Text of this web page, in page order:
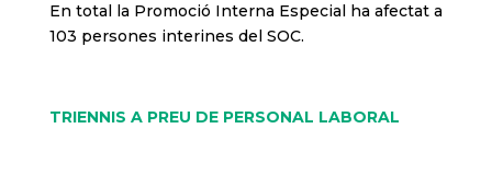
En total la Promoció Interna Especial ha afectat a
103 persones interines del SOC.
TRIENNIS A PREU DE PERSONAL LABORAL